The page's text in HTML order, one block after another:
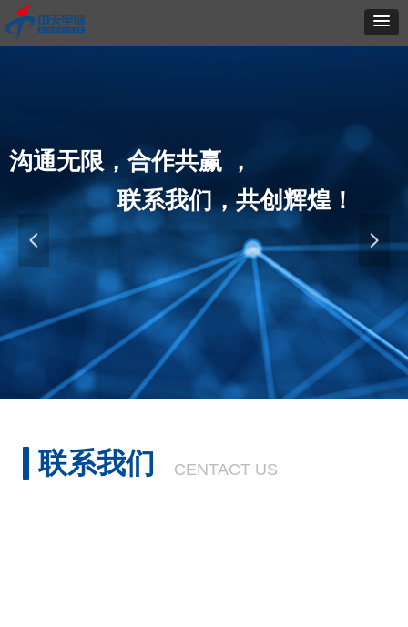
联系我们 CENTACT US
沟通无限，合作共赢 ，
联系我们，共创辉煌！
넳 넲